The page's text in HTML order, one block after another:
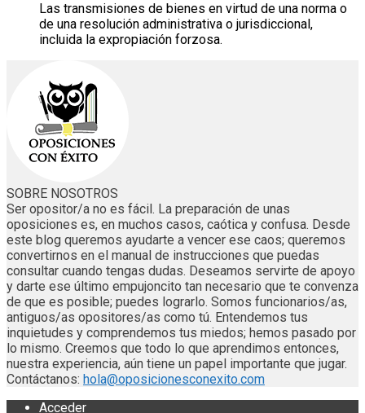
Las transmisiones de bienes en virtud de una norma o
de una resolución administrativa o jurisdiccional,
incluida la expropiación forzosa.
SOBRE NOSOTROS
Ser opositor/a no es fácil. La preparación de unas
oposiciones es, en muchos casos, caótica y confusa. Desde
este blog queremos ayudarte a vencer ese caos; queremos
convertirnos en el manual de instrucciones que puedas
consultar cuando tengas dudas. Deseamos servirte de apoyo
y darte ese último empujoncito tan necesario que te convenza
de que es posible; puedes lograrlo. Somos funcionarios/as,
antiguos/as opositores/as como tú. Entendemos tus
inquietudes y comprendemos tus miedos; hemos pasado por
lo mismo. Creemos que todo lo que aprendimos entonces,
nuestra experiencia, aún tiene un papel importante que jugar.
Contáctanos: hola@oposicionesconexito.com
Acceder